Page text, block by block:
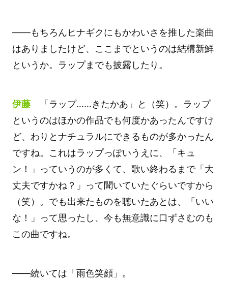
――もちろんヒナギクにもかわいさを推した楽曲
はありましたけど、ここまでというのは結構新鮮
というか。ラップまでも披露したり。
伊藤「ラップ……きたかあ」と（笑）。ラップ
というのはほかの作品でも何度かあったんですけ
ど、わりとナチュラルにできるものが多かったん
ですね。これはラップっぽいうえに、「キュ
ン！」っていうのが多くて、歌い終わるまで「大
丈夫ですかね？」って聞いていたぐらいですから
（笑）。でも出来たものを聴いたあとは、「いい
な！」って思ったし、今も無意識に口ずさむのも
この曲ですね。
――続いては「雨色笑顔」。